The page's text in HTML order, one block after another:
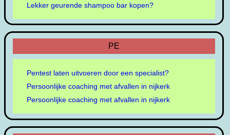
Lekker geurende shampoo bar kopen?
PE
Pentest laten uitvoeren door een specialist?
Persoonlijke coaching met afvallen in nijkerk
Persoonlijke coaching met afvallen in nijkerk